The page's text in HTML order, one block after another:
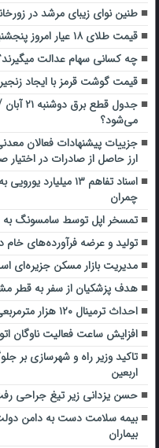
طنین نوای زیبای مرشد در
قیمت طلای ۱۸ عیار امروز پنجشنبه ۱۷ اردیبهشت ۱۴۰۵/ افزایش قیمت؟
چه کسانی سهام عدالت می‎گیرند؟ + فیلم
قیمت گوشت قرمز با ایجاد زنجیره تولید ۳۰ درصد
می‌شود؟
ارز حاصل از صادرات در اختیار
اسناد تفاهم ۱۳
چمران
تمسخر اپل توسط سامسونگ به
تولید و عرضه فرآورده‌های خام
مدیریت بازار مسکن جزیره‌ای
هدف پزشکیان از سفر به
احداث ترمینال ۱۲۰ هزار مترمربعی مهرآباد با ‌سرمایه‌گذاری خارجی
افزایش ساعت فعالیت ناوگان
تاکید وزیر راه و شهرسازی بر
اربعین
حسن یزدانی زیر تیغ جراحی
بیمه سلامت دست به دامن
بیماران